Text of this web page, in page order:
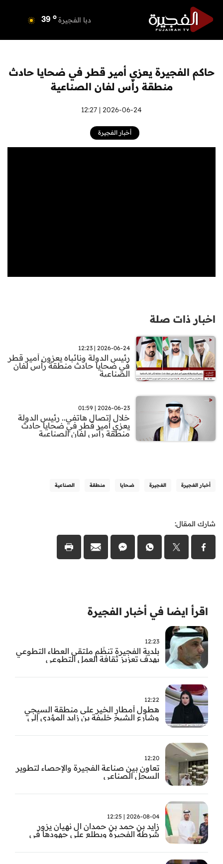
دبا الفجيرة 39 o
عجمان
أم القيوين 40 o
راس الخيمة o
الفجيرة
حاكم الفجيرة يعزي أمير قطر في ضحايا حادث
منطقة رأس لفان الصناعية
2026-06-24 | 12:27
أخبار الفجيرة
اخبار ذات صلة
2026-06-24 | 12:23
رئيس الدولة ونائباه يعزون أمير قطر
في ضحايا حادث منطقة رأس لفان
الصناعية
2026-06-23 | 01:59
خلال اتصال هاتفي.. رئيس الدولة
يعزي أمير قطر في ضحايا حادث
منطقة رأس لفان الصناعية
أخبار الفجيرة الفجيرة ضحايا منطقة الصناعية
شارك المقال:
اقرأ ايضا في أخبار الفجيرة
12:23
بلدية الفجيرة تنظّم ملتقى العطاء التطوعي
بهدف تعزيز ثقافة العمل التطوعي
12:22
هطول أمطار الخير على منطقة السيجي
وشارع الشيخ خليفة بن زايد المؤدي إلى
12:20
تعاون بين صناعة الفجيرة والإحصاء لتطوير
السجل الصناعي
2026-08-04 | 12:25
زايد بن حمد بن حمدان ال نهيان يزور
شرطة الفجيرة ويطلع على جهودها في